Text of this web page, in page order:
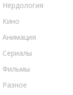
Нёрдология
Кино
Анимация
Сериалы
Фильмы
Разное